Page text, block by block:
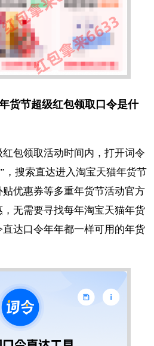
货节超级红包领取口令是什
包领取活动时间内，打开词令
”，搜索直达进入淘宝天猫年货节
优惠券等多重年货节活动官方
无需要寻找每年淘宝天猫年货
达口令年年都一样可用的年货